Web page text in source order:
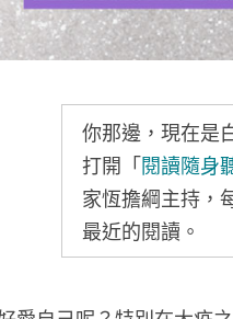
你那邊，現在是
打開「閱讀隨身
家恆擔綱主持，
最近的閱讀。